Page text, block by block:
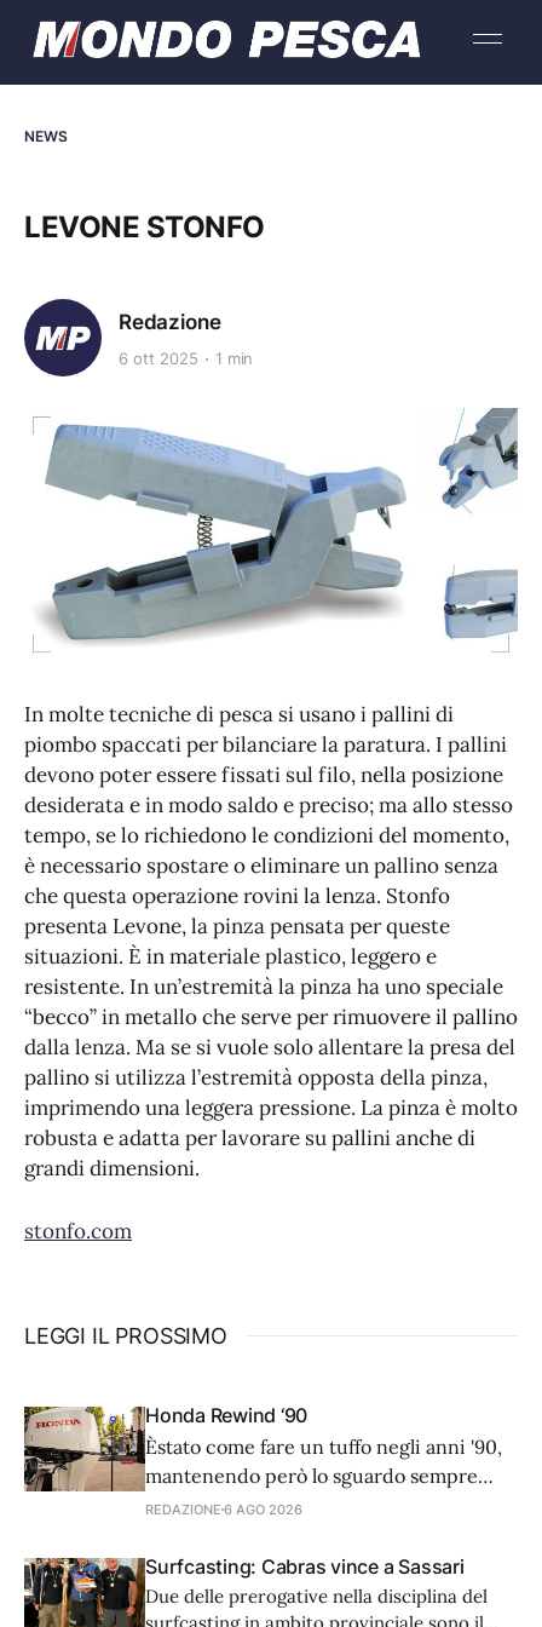
NEWS
LEVONE STONFO
Redazione
6 ott 2025 1 min
In molte tecniche di pesca si usano i pallini di
piombo spaccati per bilanciare la paratura. I pallini
devono poter essere fissati sul filo, nella posizione
desiderata e in modo saldo e preciso; ma allo stesso
tempo, se lo richiedono le condizioni del momento,
è necessario spostare o eliminare un pallino senza
che questa operazione rovini la lenza. Stonfo
presenta Levone, la pinza pensata per queste
situazioni. È in materiale plastico, leggero e
resistente. In un’estremità la pinza ha uno speciale
“becco” in metallo che serve per rimuovere il pallino
dalla lenza. Ma se si vuole solo allentare la presa del
pallino si utilizza l’estremità opposta della pinza,
imprimendo una leggera pressione. La pinza è molto
robusta e adatta per lavorare su pallini anche di
grandi dimensioni.
stonfo.com
LEGGI IL PROSSIMO
Honda Rewind ‘90
Èstato come fare un tuffo negli anni '90,
mantenendo però lo sguardo sempre
rivolto al futuro. L’8 luglio scorso, nella
cuore di Villa Borghese a Roma, Honda
Marine ha preso parte a Rewind '90s,
l'esclusivo summer party che ha
REDAZIONE 6 AGO 2026
Surfcasting: Cabras vince a Sassari
Due delle prerogative nella disciplina del